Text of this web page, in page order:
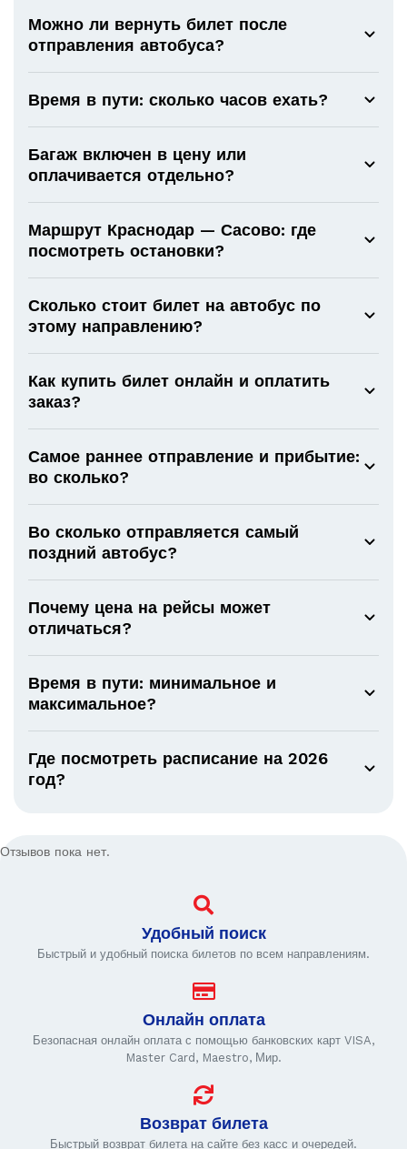
Можно ли вернуть билет после
отправления автобуса?
Время в пути: сколько часов ехать?
Багаж включен в цену или
оплачивается отдельно?
Маршрут Краснодар — Сасово: где
посмотреть остановки?
Сколько стоит билет на автобус по
этому направлению?
Как купить билет онлайн и оплатить
заказ?
Самое раннее отправление и прибытие:
во сколько?
Во сколько отправляется самый
поздний автобус?
Почему цена на рейсы может
отличаться?
Время в пути: минимальное и
максимальное?
Где посмотреть расписание на 2026
год?
Отзывов пока нет.
Удобный поиск
Быстрый и удобный поиска билетов по всем направлениям.
Онлайн оплата
Безопасная онлайн оплата с помощью банковских карт VISA,
Master Card, Maestro, Мир.
Возврат билета
Быстрый возврат билета на сайте без касс и очередей.